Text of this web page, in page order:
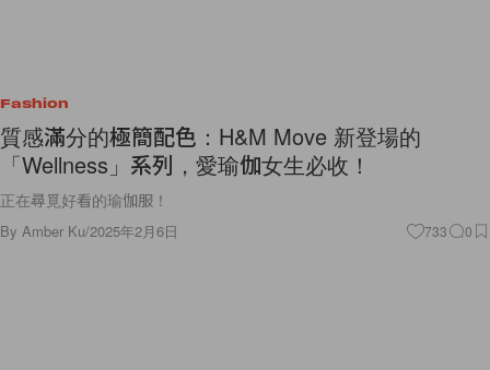
Fashion
質感滿分的極簡配色：H&M Move 新登場的
「Wellness」系列，愛瑜伽女生必收！
正在尋覓好看的瑜伽服！
By Amber Ku/2025年2月6日 733 0